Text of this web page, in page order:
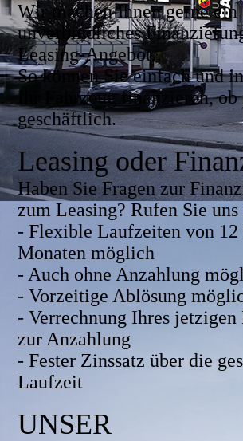
Wir machen Ihnen gerne ein
unverbindliches
Leasing-Angebot.
So können Sie einfach und
Ihr Fahrzeug finanzieren,
geschäftlich.
Leasing oder
Haben Sie Fragen zur
zum Leasing? Rufen Sie uns
- Flexible Laufzeiten von 12
Monaten möglich
- Auch ohne Anzahlung
- Vorzeitige Ablösung
- Verrechnung Ihres jetzigen
zur Anzahlung
- Fester Zinssatz über die
Laufzeit
UNSER